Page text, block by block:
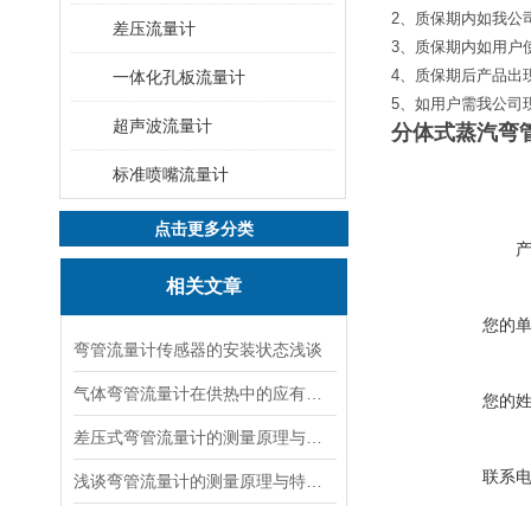
差压流量计
一体化孔板流量计
超声波流量计
标准喷嘴流量计
点击更多分类
相关文章
弯管流量计传感器的安装状态浅谈
2、质保期内如我公
3、质保期内如用户
4、质保期后产品
5、如用户需我公司
分体式蒸汽弯
您的
您的
联系